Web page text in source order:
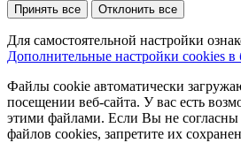
Принять все Отклонить все
Для самостоятельной настройки
Дополнительные настройки cookies в
Файлы cookie автоматически
посещении веб-сайта. У вас есть
этими файлами. Если Вы не согласны
файлов cookies, запретите их